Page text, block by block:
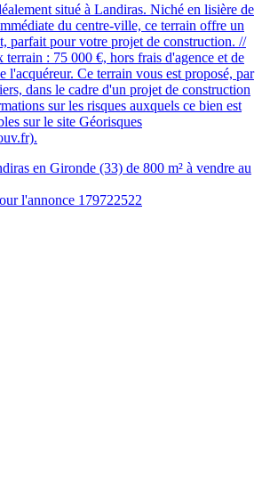
situé à Landiras. Niché en lisière de
du centre-ville, ce terrain offre un
parfait pour votre projet de construction. //
: 75 000 €, hors frais d'agence et de
l'acquéreur. Ce terrain vous est proposé, par
dans le cadre d'un projet de construction
sur les risques auxquels ce bien est
sur le site Géorisques